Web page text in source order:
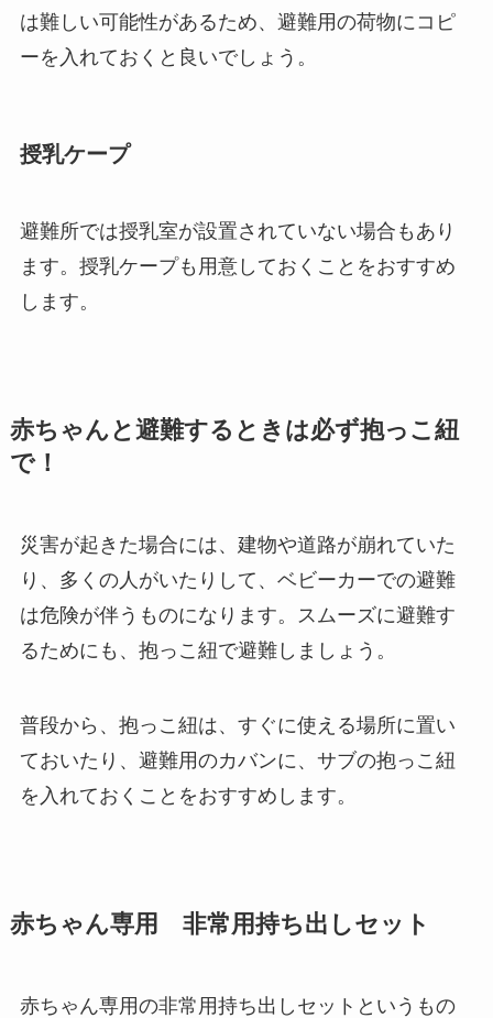
は難しい可能性があるため、避難用の荷物にコピ
ーを入れておくと良いでしょう。
授乳ケープ
避難所では授乳室が設置されていない場合もあり
ます。授乳ケープも用意しておくことをおすすめ
します。
赤ちゃんと避難するときは必ず抱っこ紐
で！
災害が起きた場合には、建物や道路が崩れていた
り、多くの人がいたりして、ベビーカーでの避難
は危険が伴うものになります。スムーズに避難す
るためにも、抱っこ紐で避難しましょう。
普段から、抱っこ紐は、すぐに使える場所に置い
ておいたり、避難用のカバンに、サブの抱っこ紐
を入れておくことをおすすめします。
赤ちゃん専用 非常用持ち出しセット
赤ちゃん専用の非常用持ち出しセットというもの